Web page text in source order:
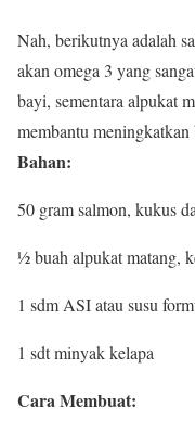
Nah, berikutnya adalah
akan omega 3 yang
bayi, sementara alpukat
membantu
Bahan:
50 gram salmon, kukus
½ buah alpukat matang,
1 sdm ASI atau susu
1 sdt minyak kelapa
Cara Membuat: